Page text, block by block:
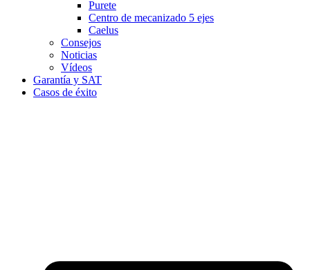
Purete
Centro de mecanizado 5 ejes
Caelus
Consejos
Noticias
Vídeos
Garantía y SAT
Casos de éxito